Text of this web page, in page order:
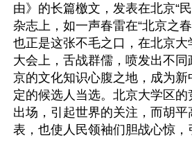
由》的长篇檄文，发表在北京“民
杂志上，如一声春雷在“北京之
也正是这张不毛之口，在北京
大会上，舌战群儒，喷发出不
京的文化知识心腹之地，成为新
定的候选人当选。北京大学区
出场，引起世界的关注，而胡
表，也使人民领袖们胆战心惊，